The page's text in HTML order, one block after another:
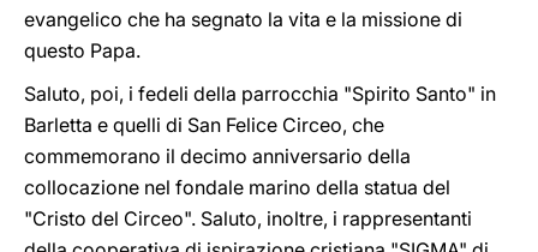
evangelico che ha segnato la vita e la missione di
questo Papa.
Saluto, poi, i fedeli della parrocchia "Spirito Santo" in
Barletta e quelli di San Felice Circeo, che
commemorano il decimo anniversario della
collocazione nel fondale marino della statua del
"Cristo del Circeo". Saluto, inoltre, i rappresentanti